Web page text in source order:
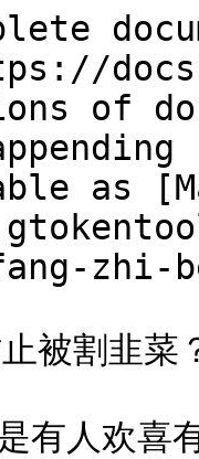
of
as
被割韭菜
有人欢喜